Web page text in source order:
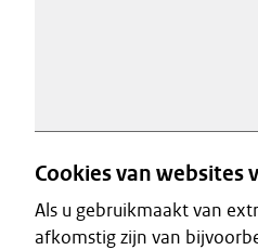
Cookies van websites
Als u gebruikmaakt van
afkomstig zijn van